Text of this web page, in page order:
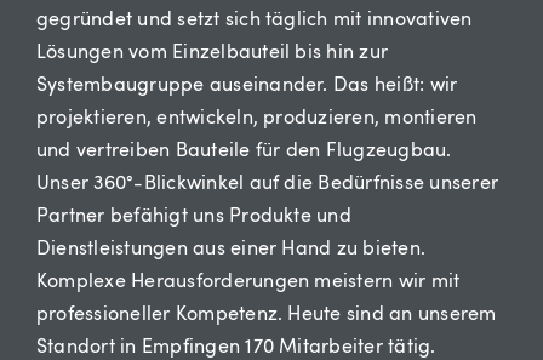
gegründet und setzt sich täglich mit innovativen
Lösungen vom Einzelbauteil bis hin zur
Systembaugruppe auseinander. Das heißt: wir
projektieren, entwickeln, produzieren, montieren
und vertreiben Bauteile für den Flugzeugbau.
Unser 360°-Blickwinkel auf die Bedürfnisse unserer
Partner befähigt uns Produkte und
Dienstleistungen aus einer Hand zu bieten.
Komplexe Herausforderungen meistern wir mit
professioneller Kompetenz. Heute sind an unserem
Standort in Empfingen 170 Mitarbeiter tätig.